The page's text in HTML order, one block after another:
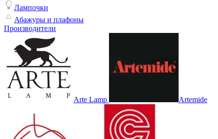
Лампочки
Абажуры и плафоны
Производители
Arte Lamp Artemide